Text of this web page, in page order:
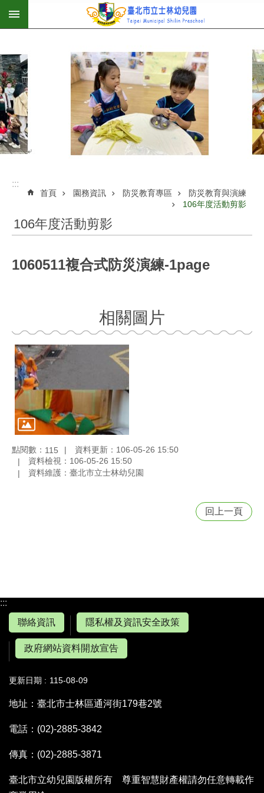
跳到主要內容區塊
:::
首頁 園務資訊 防災教育專區
防災教育與演練
106年度活動剪影
106年度活動剪影
1060511複合式防災演練-1page
相關圖片
點閱數： 115
資料更新：106-05-26 15:50
資料檢視：106-05-26 15:50
資料維護：臺北市立士林幼兒園
回上一頁
:::
聯絡資訊
隱私權及資訊安全政策
政府網站資料開放宣告
更新日期 115-08-09
地址：臺北市士林區通河街179巷2號
電話：(02)-2885-3842
傳真：(02)-2885-3871
臺北市立幼兒園版權所有 尊重智慧財產權請勿任意轉載作